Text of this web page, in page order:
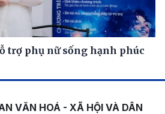
trợ phụ nữ sống hạnh phúc
VĂN HOÁ - XÃ HỘI VÀ DÂN